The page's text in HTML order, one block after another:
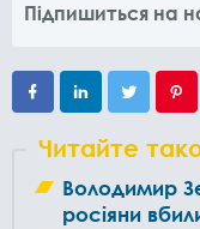
Підпишиться на
Читайте
Володимир
росіяни